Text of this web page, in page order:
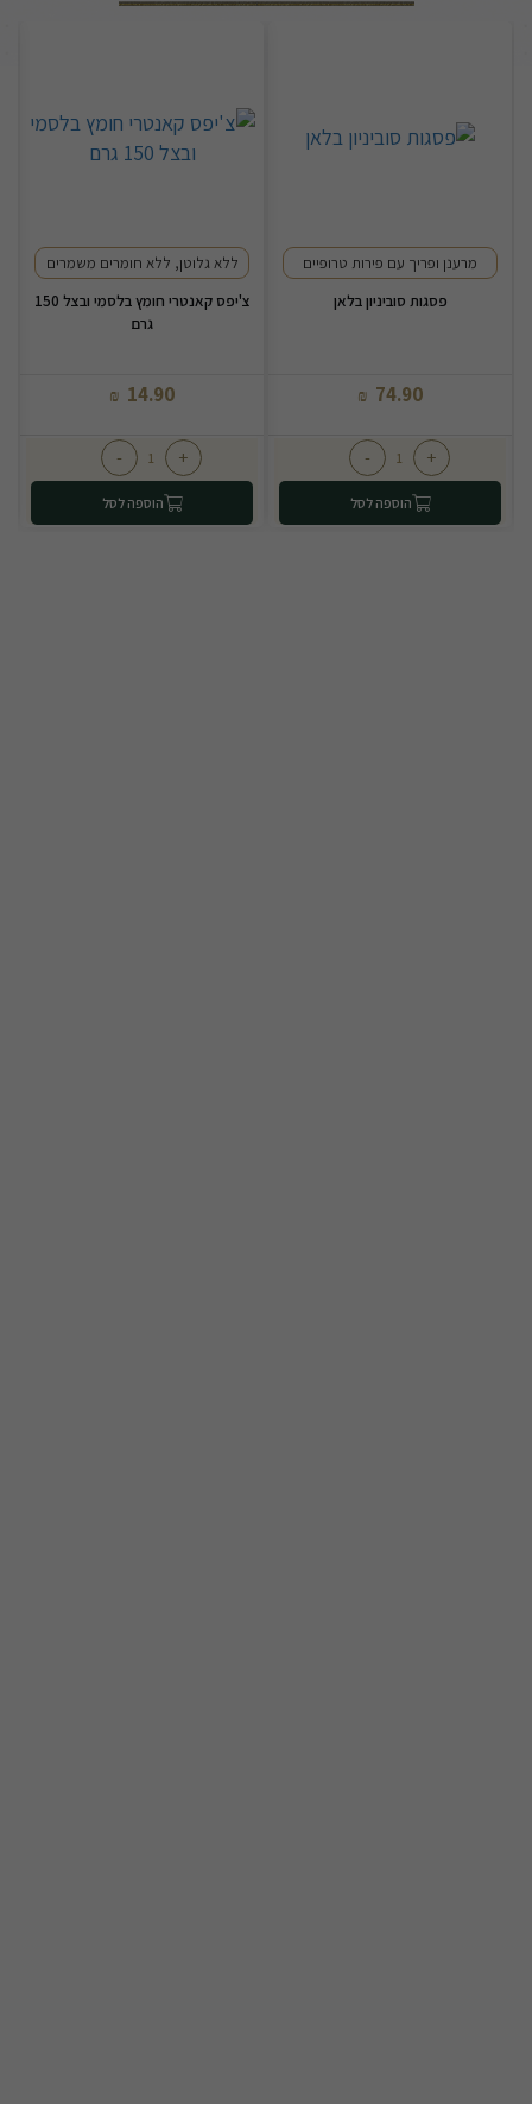
מרענן ופריך עם פירות טרופיים
פסגות סוביניון בלאן
74.90
₪
+
-
הוספה לסל
ללא גלוטן, ללא חומרים משמרים
צ'יפס קאנטרי חומץ בלסמי ובצל 150
גרם
14.90
₪
+
-
הוספה לסל